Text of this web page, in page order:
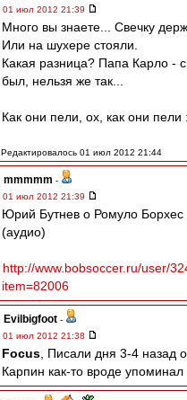
01 июл 2012 21:39
Много вы знаете... Свечку
Или на шухере стояли.
Какая разница? Папа Карло -
был, нельзя же так...
Как они пели, ох, как они пели
Редактировалось 01 июл 2012 21:44
mmmmm -
01 июл 2012 21:39
Юрий Бутнев о Ромуло
(аудио)
http://www.bobsoccer.ru/user/
item=82006
Evilbigfoot -
01 июл 2012 21:38
Focus , Писали дня 3-4 назад
Карпин как-то вроде упоминал